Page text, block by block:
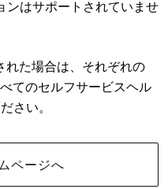
ンはサポートされていませ
れた場合は、それぞれの
てのセルフサービスヘル
さい。
ページへ